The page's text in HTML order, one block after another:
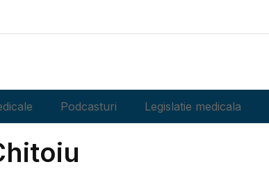
Podcasturi Legislatie medicala